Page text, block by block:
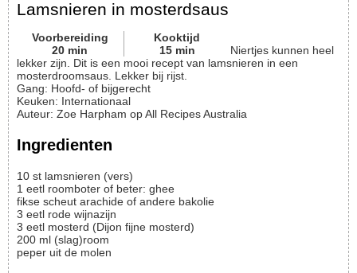
Lamsnieren in mosterdsaus
Voorbereiding
20 min
Kooktijd
15 min
Niertjes kunnen heel
lekker zijn. Dit is een mooi recept van lamsnieren in een
mosterdroomsaus. Lekker bij rijst.
Gang: Hoofd- of bijgerecht
Keuken: Internationaal
Auteur: Zoe Harpham op All Recipes Australia
Ingredienten
10 st lamsnieren (vers)
1 eetl roomboter of beter: ghee
fikse scheut arachide of andere bakolie
3 eetl rode wijnazijn
3 eetl mosterd (Dijon fijne mosterd)
200 ml (slag)room
peper uit de molen